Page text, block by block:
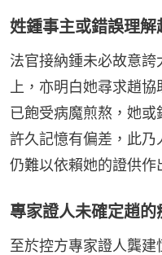
姓鍾事主或錯誤理解
法官接納鍾未必故意
上，亦明白她尋求趙
已飽受病魔煎熬，她
許久記憶有偏差，此
仍難以依賴她的證供作
專家證人未確定趙
至於控方專家證人龔建